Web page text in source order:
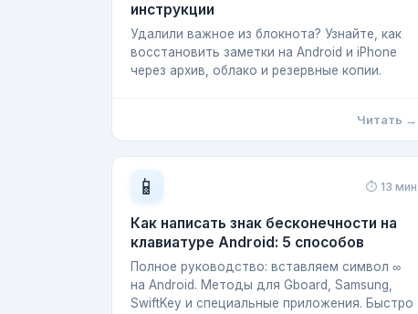
инструкции
Удалили важное из блокнота? Узнайте, как
восстановить заметки на Android и iPhone
через архив, облако и резервные копии.
Читать →
📱 ⏱ 13 мин
Как написать знак бесконечности на
клавиатуре Android: 5 способов
Полное руководство: вставляем символ ∞
на Android. Методы для Gboard, Samsung,
SwiftKey и специальные приложения. Быстро